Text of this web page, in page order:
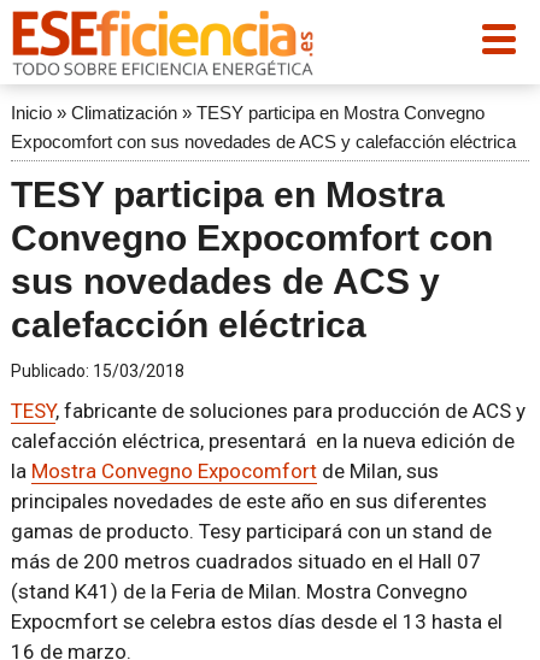
Inicio» Climatización» TESY participa en Mostra Convegno
Expocomfort con sus novedades de ACS y calefacción eléctrica
TESY participa en Mostra
Convegno Expocomfort con
sus novedades de ACS y
calefacción eléctrica
Publicado: 15/03/2018
TESY, fabricante de soluciones para producción de ACS y
calefacción eléctrica, presentará en la nueva edición de
la Mostra Convegno Expocomfortde Milan, sus
principales novedades de este año en sus diferentes
gamas de producto. Tesy participará con un stand de
más de 200 metros cuadrados situado en el Hall 07
(stand K41) de la Feria de Milan. Mostra Convegno
Expocmfort se celebra estos días desde el 13 hasta el
16 de marzo.